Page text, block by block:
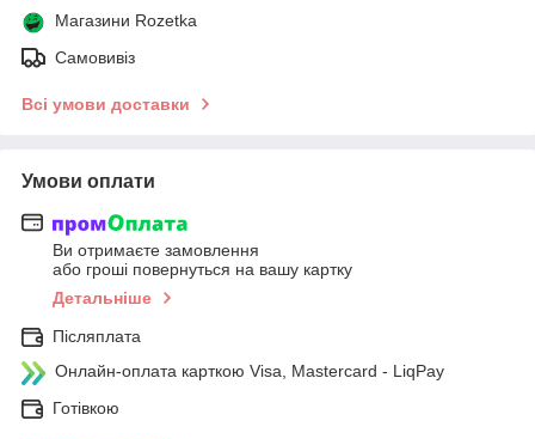
Магазини Rozetka
Самовивіз
Всі умови доставки
Умови оплати
Ви отримаєте замовлення
або гроші повернуться на вашу картку
Детальніше
Післяплата
Онлайн-оплата карткою Visa, Mastercard - LiqPay
Готівкою